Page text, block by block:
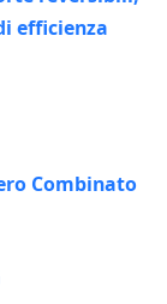
Combinato